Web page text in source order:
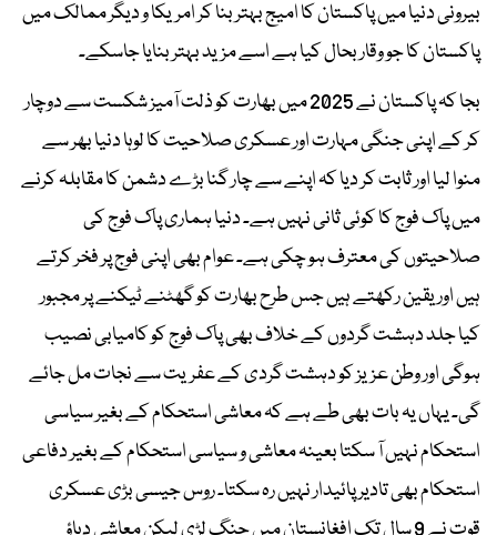
بیرونی دنیا میں پاکستان کا امیج بہتر بنا کر امریکا و دیگر ممالک میں
پاکستان کا جو وقار بحال کیا ہے اسے مزید بہتر بنایا جاسکے۔
بجا کہ پاکستان نے 2025 میں بھارت کو ذلت آمیز شکست سے دوچار
کر کے اپنی جنگی مہارت اور عسکری صلاحیت کا لوہا دنیا بھر سے
منوا لیا اور ثابت کر دیا کہ اپنے سے چار گنا بڑے دشمن کا مقابلہ کرنے
میں پاک فوج کا کوئی ثانی نہیں ہے۔ دنیا ہماری پاک فوج کی
صلاحیتوں کی معترف ہو چکی ہے۔ عوام بھی اپنی فوج پر فخر کرتے
ہیں اور یقین رکھتے ہیں جس طرح بھارت کو گھٹنے ٹیکنے پر مجبور
کیا جلد دہشت گردوں کے خلاف بھی پاک فوج کو کامیابی نصیب
ہوگی اور وطن عزیز کو دہشت گردی کے عفریت سے نجات مل جائے
گی۔ یہاں یہ بات بھی طے ہے کہ معاشی استحکام کے بغیر سیاسی
استحکام نہیں آ سکتا بعینہ معاشی و سیاسی استحکام کے بغیر دفاعی
استحکام بھی تادیر پائیدار نہیں رہ سکتا۔ روس جیسی بڑی عسکری